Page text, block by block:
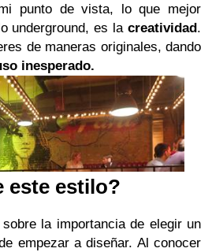
punto de vista, lo que mejor
underground, es la creatividad.
de maneras originales, dando
inesperado.
este estilo?
la importancia de elegir un
empezar a diseñar. Al conocer